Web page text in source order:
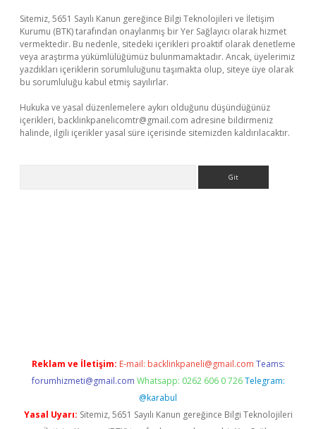
Sitemiz, 5651 Sayılı Kanun gereğince Bilgi Teknolojileri ve İletişim
Kurumu (BTK) tarafından onaylanmış bir Yer Sağlayıcı olarak hizmet
vermektedir. Bu nedenle, sitedeki içerikleri proaktif olarak denetleme
veya araştırma yükümlülüğümüz bulunmamaktadır. Ancak, üyelerimiz
yazdıkları içeriklerin sorumluluğunu taşımakta olup, siteye üye olarak
bu sorumluluğu kabul etmiş sayılırlar.
Hukuka ve yasal düzenlemelere aykırı olduğunu düşündüğünüz
içerikleri, backlinkpanelicomtr@gmail.com adresine bildirmeniz
halinde, ilgili içerikler yasal süre içerisinde sitemizden kaldırılacaktır.
Reklam ve İletişim: E-mail: backlinkpaneli@gmail.com Teams:
forumhizmeti@gmail.com Whatsapp: 0262 606 0 726 Telegram:
@karabul
Yasal Uyarı: Sitemiz, 5651 Sayılı Kanun gereğince Bilgi Teknolojileri